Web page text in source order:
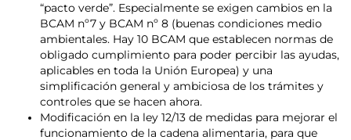
“pacto verde”. Especialmente se exigen cambios en la
BCAM nº7 y BCAM nº 8 (buenas condiciones medio
ambientales. Hay 10 BCAM que establecen normas de
obligado cumplimiento para poder percibir las ayudas,
aplicables en toda la Unión Europea) y una
simplificación general y ambiciosa de los trámites y
controles que se hacen ahora.
Modificación en la ley 12/13 de medidas para mejorar el
funcionamiento de la cadena alimentaria, para que